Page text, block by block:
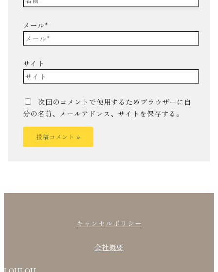
メール*
サイト
次回のコメントで使用するためブラウザーに自
分の名前、メールアドレス、サイトを保存する。
キャンセルポリシー
会社概要